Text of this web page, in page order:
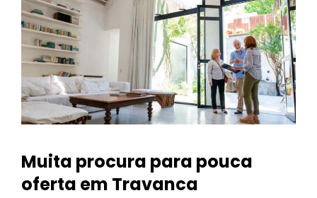
Muita procura para pouca
oferta em Travanca